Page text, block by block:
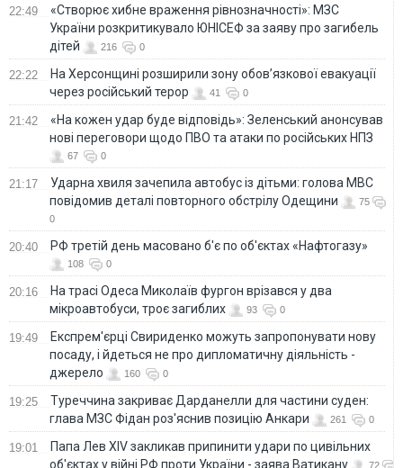
22:49
«Створює хибне враження рівнозначності»: МЗС
України розкритикувало ЮНІСЕФ за заяву про загибель
дітей
216 0
22:22
На Херсонщині розширили зону обов’язкової евакуації
через російський терор
41 0
21:42
«На кожен удар буде відповідь»: Зеленський анонсував
нові переговори щодо ПВО та атаки по російських НПЗ
67 0
21:17
Ударна хвиля зачепила автобус із дітьми: голова МВС
повідомив деталі повторного обстрілу Одещини
75
0
20:40 РФ третій день масовано б'є по об'єктах «Нафтогазу»
108 0
20:16
На трасі Одеса Миколаїв фургон врізався у два
мікроавтобуси, троє загиблих
93 0
19:49
Експрем'єрці Свириденко можуть запропонувати нову
посаду, і йдеться не про дипломатичну діяльність -
джерело
160 0
19:25
Туреччина закриває Дарданелли для частини суден:
глава МЗС Фідан роз'яснив позицію Анкари
261 0
19:01
Папа Лев XIV закликав припинити удари по цивільних
об'єктах у війні РФ проти України - заява Ватикану
72